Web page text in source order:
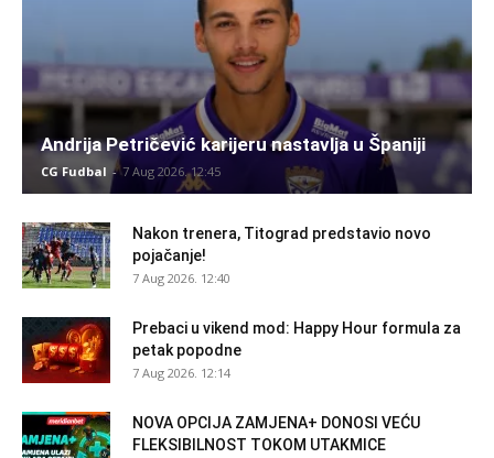
Andrija Petričević karijeru nastavlja u Španiji
CG Fudbal - 7 Aug 2026. 12:45
Nakon trenera, Titograd predstavio novo
pojačanje!
7 Aug 2026. 12:40
Prebaci u vikend mod: Happy Hour formula za
petak popodne
7 Aug 2026. 12:14
NOVA OPCIJA ZAMJENA+ DONOSI VEĆU
FLEKSIBILNOST TOKOM UTAKMICE